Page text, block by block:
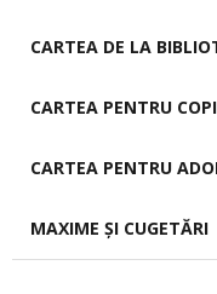
CARTEA DE LA
CARTEA PENTRU
CARTEA PENTRU
MAXIME ȘI CUGETĂRI